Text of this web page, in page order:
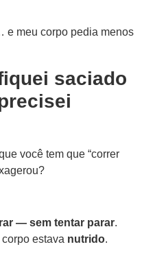
e meu corpo pedia menos
saciado
você tem que “correr
— sem tentar parar.
estava nutrido.